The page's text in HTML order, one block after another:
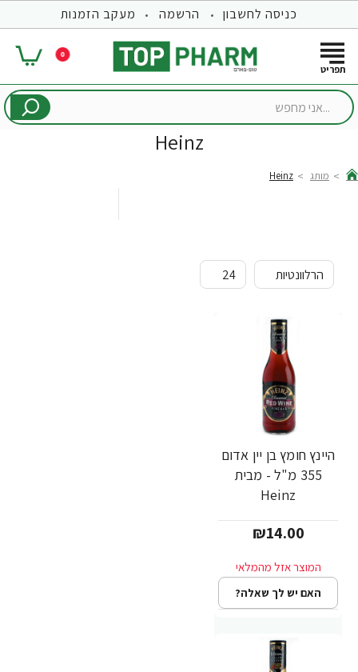
כניסה לחשבון הרשמה מעקב הזמנות
0
...אני
Heinz
מותג Heinz
היינץ חומץ בן יין אדום
355 מ"ל - מבית
Heinz
₪14.00
האם יש לך שאלה?